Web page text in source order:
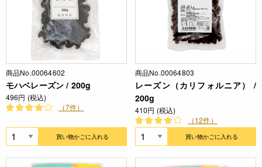
商品No.00064602
モハベレーズン / 200g
496円 (税込)
（7件）
買い物かごに入れる
商品No.00064803
レーズン（カリフォルニア） /
200g
410円 (税込)
（12件）
買い物かごに入れる